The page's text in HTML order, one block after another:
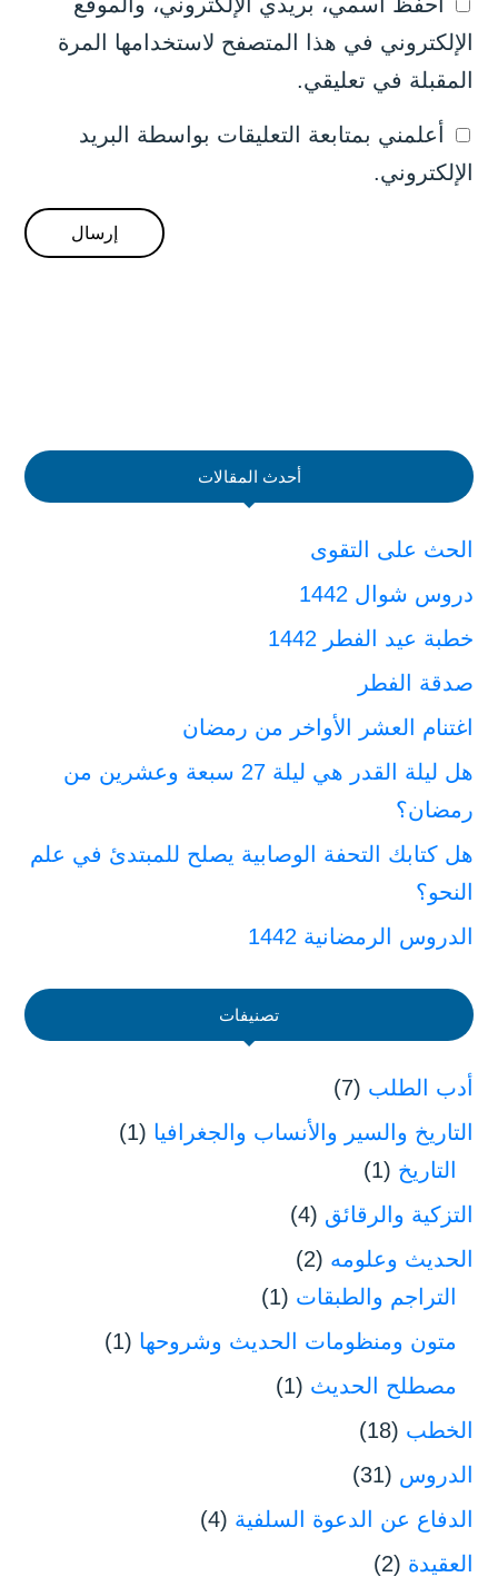
الإلكتروني في هذا المتصفح لاستخدامها المرة
المقبلة في تعليقي.
أعلمني بمتابعة التعليقات بواسطة البريد
الإلكتروني.
أحدث المقالات
الحث على التقوى
دروس شوال 1442
خطبة عيد الفطر 1442
صدقة الفطر
اغتنام العشر الأواخر من رمضان
هل ليلة القدر هي ليلة 27 سبعة وعشرين من
رمضان؟
هل كتابك التحفة الوصابية يصلح للمبتدئ في علم
النحو؟
الدروس الرمضانية 1442
تصنيفات
أدب الطلب (7)
التاريخ والسير والأنساب والجغرافيا (1)
التاريخ (1)
التزكية والرقائق (4)
الحديث وعلومه (2)
التراجم والطبقات (1)
متون ومنظومات الحديث وشروحها (1)
مصطلح الحديث (1)
الخطب (18)
الدروس (31)
الدفاع عن الدعوة السلفية (4)
العقيدة (2)